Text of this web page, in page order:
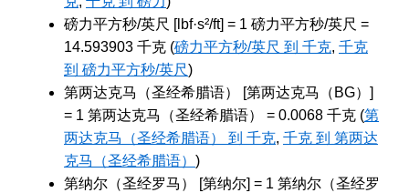
磅力平方秒/英尺 [lbf·s²/ft] = 1 磅力平方秒/英尺 =
14.593903 千克 (磅力平方秒/英尺 到 千克, 千克
到 磅力平方秒/英尺)
第两达克马（圣经希腊语） [第两达克马（BG）]
= 1 第两达克马（圣经希腊语） = 0.0068 千克 (第
两达克马（圣经希腊语） 到 千克, 千克 到 第两达
克马（圣经希腊语） )
第纳尔（圣经罗马） [第纳尔] = 1 第纳尔（圣经罗